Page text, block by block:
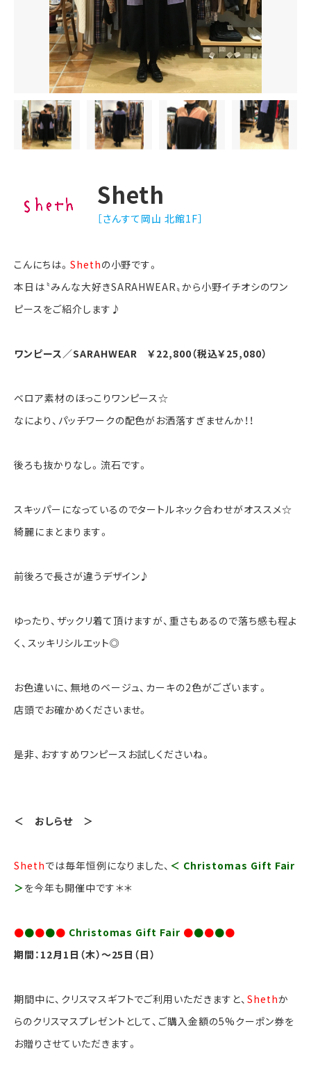
Sheth
［さんすて岡山 北館1F］
こんにちは。 Shethの小野です。
本日は〝みんな大好きSARAHWEAR〟から小野イチオシのワン
ピースをご紹介します♪
ワンピース／SARAHWEAR ￥22,800（税込￥25,080）
ベロア素材のほっこりワンピース☆
なにより、パッチワークの配色がお洒落すぎませんか！！
後ろも抜かりなし。流石です。
スキッパーになっているのでタートルネック合わせがオススメ☆
綺麗にまとまります。
前後ろで長さが違うデザイン♪
ゆったり、ザックリ着て頂けますが、重さもあるので落ち感も程よ
く、スッキリシルエット◎
お色違いに、無地のベージュ、カーキの2色がございます。
店頭でお確かめくださいませ。
是非、おすすめワンピースお試しくださいね。
＜ おしらせ ＞
Shethでは毎年恒例になりました、 ＜ Christomas Gift Fair
＞を今年も開催中です＊＊
●●●●● Christomas Gift Fair ●●●●●
期間：12月1日（木）～25日（日）
期間中に、クリスマスギフトでご利用いただきますと、 Shethか
らのクリスマスプレゼントとして、ご購入金額の5%クーポン券を
お贈りさせていただきます。